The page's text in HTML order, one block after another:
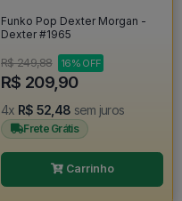
Funko Pop Dexter Morgan -
Dexter #1965
R$ 249,88 16% OFF
R$ 209,90
4x R$ 52,48 sem juros
Frete Grátis
Carrinho